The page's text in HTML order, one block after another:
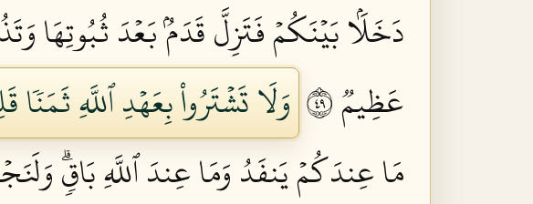
دَخَلَۢا بَيۡنَكُمۡ فَتَزِلَّ قَدَمُۢ بَعۡدَ ثُبُوتِهَا
عَظِيمٞ ٩٤
وَلَا تَشۡتَرُواْ بِعَهۡدِ ٱللَّهِ
مَا عِندَكُمۡ يَنفَدُ وَمَا عِندَ ٱللَّهِ بَاقٖۗ